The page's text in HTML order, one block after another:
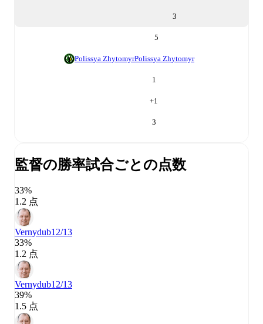
3
5
Polissya ZhytomyrPolissya Zhytomyr
1
+1
3
監督の勝率試合ごとの点数
33%
1.2 点
Vernydub12/13
33%
1.2 点
Vernydub12/13
39%
1.5 点